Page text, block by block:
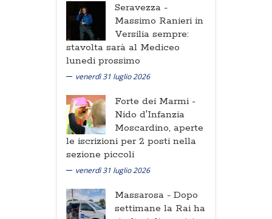
Seravezza -
Massimo Ranieri in
Versilia sempre:
stavolta sarà al Mediceo
lunedi prossimo
venerdì 31 luglio 2026
Forte dei Marmi -
Nido d'Infanzia
Moscardino, aperte
le iscrizioni per 2 posti nella
sezione piccoli
venerdì 31 luglio 2026
Massarosa - Dopo
settimane la Rai ha